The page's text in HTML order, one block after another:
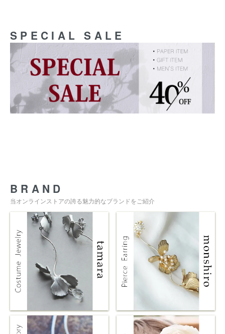
SPECIAL SALE
BRAND
当オンラインストアの誇る魅力的なブランドをご紹介